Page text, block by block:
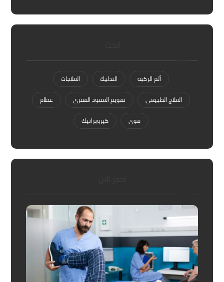
ألم الركبة التدليك
العلاجات
العلاج الطبيعي
تقويم العمود الفقري
عظام
قوي
كيروبراتيك